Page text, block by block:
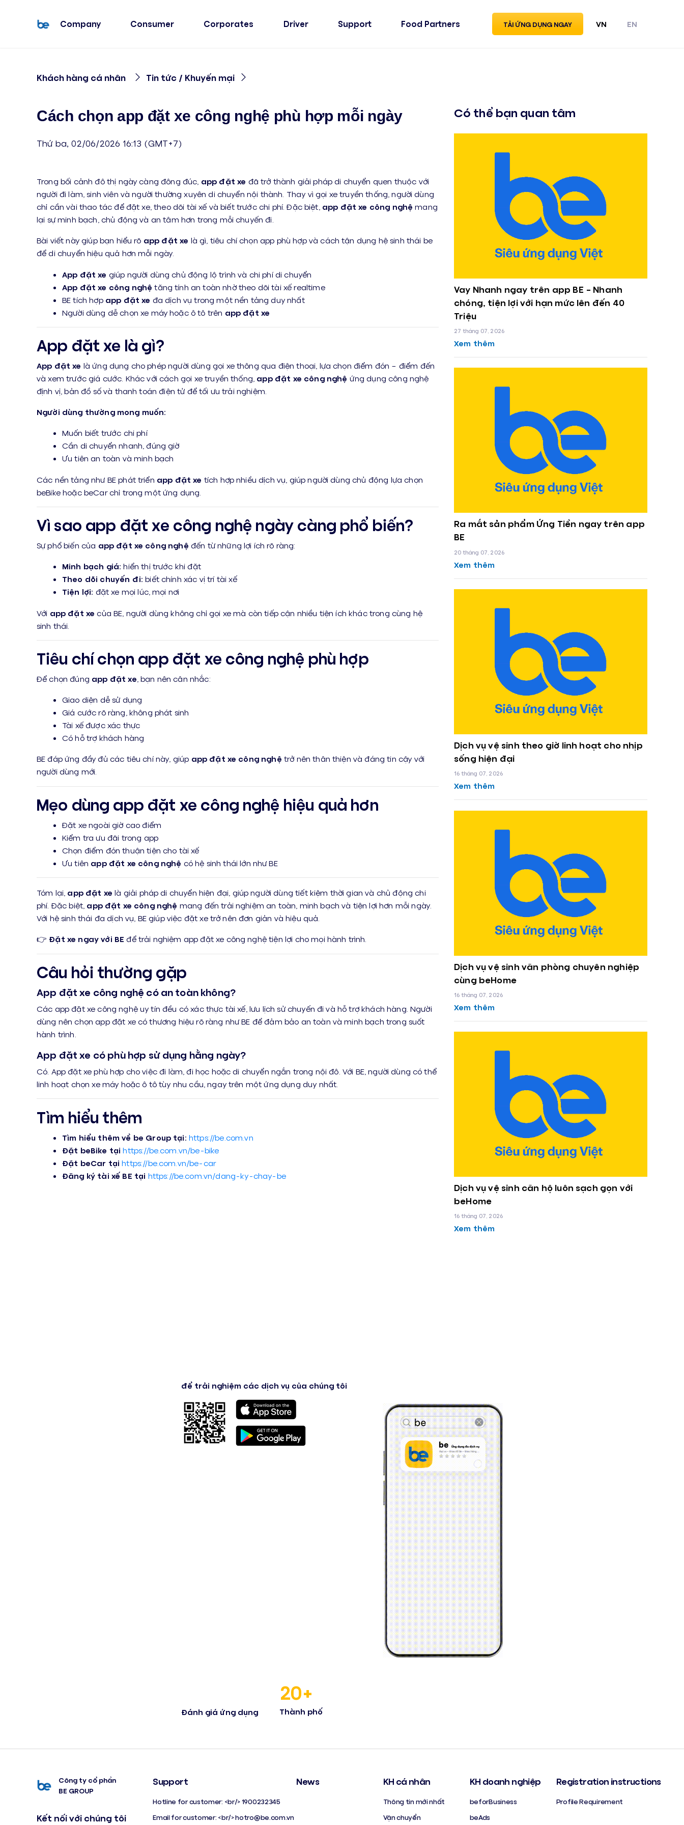
Company Consumer Corporates Driver Support Food Partners TẢI ỨNG DỤNG NGAY VN EN
Khách hàng cá nhân Tin tức / Khuyến mại
Cách chọn app đặt xe công nghệ phù hợp mỗi ngày
Thứ ba, 02/06/2026 16:13 (GMT+7)
Trong bối cảnh đô thị ngày càng đông đúc, app đặt xe đã trở thành giải pháp di chuyển quen thuộc với
người đi làm, sinh viên và người thường xuyên di chuyển nội thành. Thay vì gọi xe truyền thống, người dùng
chỉ cần vài thao tác để đặt xe, theo dõi tài xế và biết trước chi phí. Đặc biệt, app đặt xe công nghệ mang
lại sự minh bạch, chủ động và an tâm hơn trong mỗi chuyến đi.
Bài viết này giúp bạn hiểu rõ app đặt xe là gì, tiêu chí chọn app phù hợp và cách tận dụng hệ sinh thái be
để di chuyển hiệu quả hơn mỗi ngày.
App đặt xe giúp người dùng chủ động lộ trình và chi phí di chuyển
App đặt xe công nghệ tăng tính an toàn nhờ theo dõi tài xế realtime
BE tích hợp app đặt xe đa dịch vụ trong một nền tảng duy nhất
Người dùng dễ chọn xe máy hoặc ô tô trên app đặt xe
App đặt xe là gì?
App đặt xe là ứng dụng cho phép người dùng gọi xe thông qua điện thoại, lựa chọn điểm đón – điểm đến
và xem trước giá cước. Khác với cách gọi xe truyền thống, app đặt xe công nghệ ứng dụng công nghệ
định vị, bản đồ số và thanh toán điện tử để tối ưu trải nghiệm.
Người dùng thường mong muốn:
Muốn biết trước chi phí
Cần di chuyển nhanh, đúng giờ
Ưu tiên an toàn và minh bạch
Các nền tảng như BE phát triển app đặt xe tích hợp nhiều dịch vụ, giúp người dùng chủ động lựa chọn
beBike hoặc beCar chỉ trong một ứng dụng.
Vì sao app đặt xe công nghệ ngày càng phổ biến?
Sự phổ biến của app đặt xe công nghệ đến từ những lợi ích rõ ràng:
Minh bạch giá: hiển thị trước khi đặt
Theo dõi chuyến đi: biết chính xác vị trí tài xế
Tiện lợi: đặt xe mọi lúc, mọi nơi
Với app đặt xe của BE, người dùng không chỉ gọi xe mà còn tiếp cận nhiều tiện ích khác trong cùng hệ
sinh thái.
Tiêu chí chọn app đặt xe công nghệ phù hợp
Để chọn đúng app đặt xe , bạn nên cân nhắc:
Giao diện dễ sử dụng
Giá cước rõ ràng, không phát sinh
Tài xế được xác thực
Có hỗ trợ khách hàng
BE đáp ứng đầy đủ các tiêu chí này, giúp app đặt xe công nghệ trở nên thân thiện và đáng tin cậy với
người dùng mới.
Mẹo dùng app đặt xe công nghệ hiệu quả hơn
Đặt xe ngoài giờ cao điểm
Kiểm tra ưu đãi trong app
Chọn điểm đón thuận tiện cho tài xế
Ưu tiên app đặt xe công nghệ có hệ sinh thái lớn như BE
Tóm lại, app đặt xe là giải pháp di chuyển hiện đại, giúp người dùng tiết kiệm thời gian và chủ động chi
phí. Đặc biệt, app đặt xe công nghệ mang đến trải nghiệm an toàn, minh bạch và tiện lợi hơn mỗi ngày.
Với hệ sinh thái đa dịch vụ, BE giúp việc đặt xe trở nên đơn giản và hiệu quả.
👉 Đặt xe ngay với BE để trải nghiệm app đặt xe công nghệ tiện lợi cho mọi hành trình.
Câu hỏi thường gặp
App đặt xe công nghệ có an toàn không?
Các app đặt xe công nghệ uy tín đều có xác thực tài xế, lưu lịch sử chuyến đi và hỗ trợ khách hàng. Người
dùng nên chọn app đặt xe có thương hiệu rõ ràng như BE để đảm bảo an toàn và minh bạch trong suốt
hành trình.
App đặt xe có phù hợp sử dụng hằng ngày?
Có. App đặt xe phù hợp cho việc đi làm, đi học hoặc di chuyển ngắn trong nội đô. Với BE, người dùng có thể
linh hoạt chọn xe máy hoặc ô tô tùy nhu cầu, ngay trên một ứng dụng duy nhất.
Tìm hiểu thêm
Tìm hiểu thêm về be Group tại: https://be.com.vn
Đặt beBike tạihttps://be.com.vn/be-bike
Đặt beCar tạihttps://be.com.vn/be-car
Đăng ký tài xế BE tại https://be.com.vn/dang-ky-chay-be
Có thể bạn quan tâm
Vay Nhanh ngay trên app BE – Nhanh
chóng, tiện lợi với hạn mức lên đến 40
Triệu
27 tháng 07, 2026
Xem thêm
Ra mắt sản phẩm Ứng Tiền ngay trên app
BE
20 tháng 07, 2026
Xem thêm
Dịch vụ vệ sinh theo giờ linh hoạt cho nhịp
sống hiện đại
16 tháng 07, 2026
Xem thêm
Dịch vụ vệ sinh văn phòng chuyên nghiệp
cùng beHome
16 tháng 07, 2026
Xem thêm
Dịch vụ vệ sinh căn hộ luôn sạch gọn với
beHome
16 tháng 07, 2026
Xem thêm
để trải nghiệm các dịch vụ của chúng tôi
Đánh giá ứng dụng
20+
Thành phố
Công ty cổ phần
BE GROUP
Kết nối với chúng tôi
Support
Hotline for customer: <br/> 1900232345
Email for customer: <br/>hotro@be.com.vn
News KH cá nhân
Thông tin mới nhất
Vận chuyển
KH doanh nghiệp
beforBusiness
beAds
Registration instructions
Profile Requirement